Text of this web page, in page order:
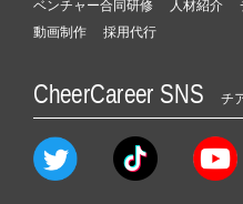
ベンチャー合同研修
人材紹介
動画制作
採用代行
CheerCareer SNS チ